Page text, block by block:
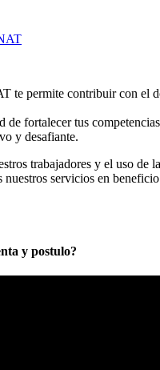
te permite contribuir con el
de fortalecer tus
y desafiante.
trabajadores y el uso de
nuestros servicios en
y postulo?